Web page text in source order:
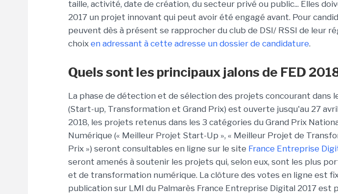
taille, activité, date de création, du secteur privé ou public... Elles
2017 un projet innovant qui peut avoir été engagé avant. Pour
peuvent dès à présent se rapprocher du club de DSI/ RSSI de leur
choix en adressant à cette adresse un dossier de candidature.
Quels sont les principaux jalons de FED
La phase de détection et de sélection des projets concourant dans
(Start-up, Transformation et Grand Prix) est ouverte jusqu'au 27
2018, les projets retenus dans les 3 catégories du Grand Prix
Numérique (« Meilleur Projet Start-Up », « Meilleur Projet de
Prix ») seront consultables en ligne sur le site France Entreprise
seront amenés à soutenir les projets qui, selon eux, sont les plus
et de transformation numérique. La clôture des votes en ligne est
publication sur LMI du Palmarès France Entreprise Digital 2017 est